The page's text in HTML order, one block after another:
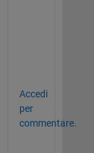
Accedi
per
commentare.